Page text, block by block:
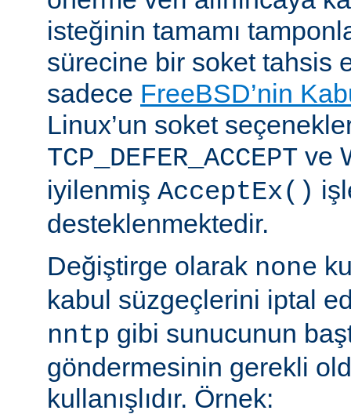
isteğinin tamamı
sürecine bir soket tahsis
sadece FreeBSD’nin
Linux’un soket
TCP_DEFER_ACCEPT ve
iyilenmiş AcceptEx()
desteklenmektedir.
Değiştirge olarak none
kabul süzgeçlerini iptal
nntp gibi sunucunun
göndermesinin gerekli
kullanışlıdır. Örnek: